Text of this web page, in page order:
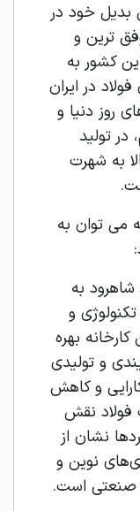
بدیل خود در
ترین و
کشور به
در ایران
روز دنیا و
در تولید
به شهرت
می ‌توان به
شاهرود به
و
بهره‌
و تولیدی
و کاهش
فولاد نقش
نشان از
نوین و
صنعتی است.